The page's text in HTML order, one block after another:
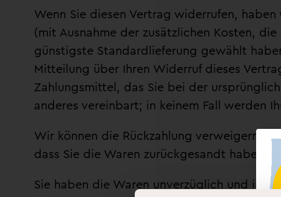
Wenn Sie diesen Vertrag widerrufen,
(mit Ausnahme der zusätzlichen Kosten,
günstigste Standardlieferung gewählt
Mitteilung über Ihren Widerruf dieses
Zahlungsmittel, das Sie bei der
anderes vereinbart; in keinem Fall werden
Wir können die Rückzahlung verweigern,
dass Sie die Waren zurückgesandt haben,
Sie haben die Waren unverzüglich und in